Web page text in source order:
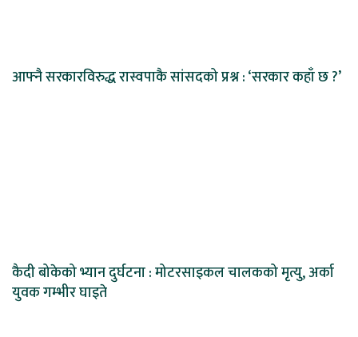
आफ्नै सरकारविरुद्ध रास्वपाकै सांसदको प्रश्न : ‘सरकार कहाँ छ ?’
कैदी बोकेको भ्यान दुर्घटना : मोटरसाइकल चालकको मृत्यु, अर्का
युवक गम्भीर घाइते